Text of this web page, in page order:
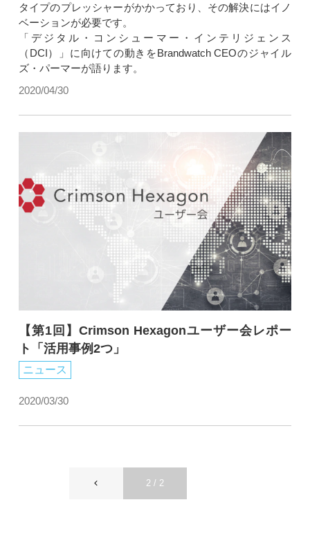
タイプのプレッシャーがかかっており、その解決にはイノ
ベーションが必要です。
「デジタル・コンシューマー・インテリジェンス
（DCI）」に向けての動きをBrandwatch CEOのジャイル
ズ・パーマーが語ります。
2020/04/30
【第1回】Crimson Hexagonユーザー会レポー
ト「活用事例2つ」
ニュース
2020/03/30
2 / 2